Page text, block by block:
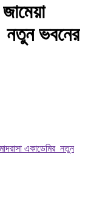
নতুন ভবনের